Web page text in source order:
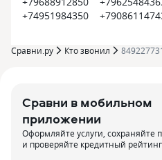
+74951984350
Сравни.ру Кто звонил
Сравни в мобильном
приложении
Оформляйте услуги, сохраняйте
и проверяйте кредитный рейтинг